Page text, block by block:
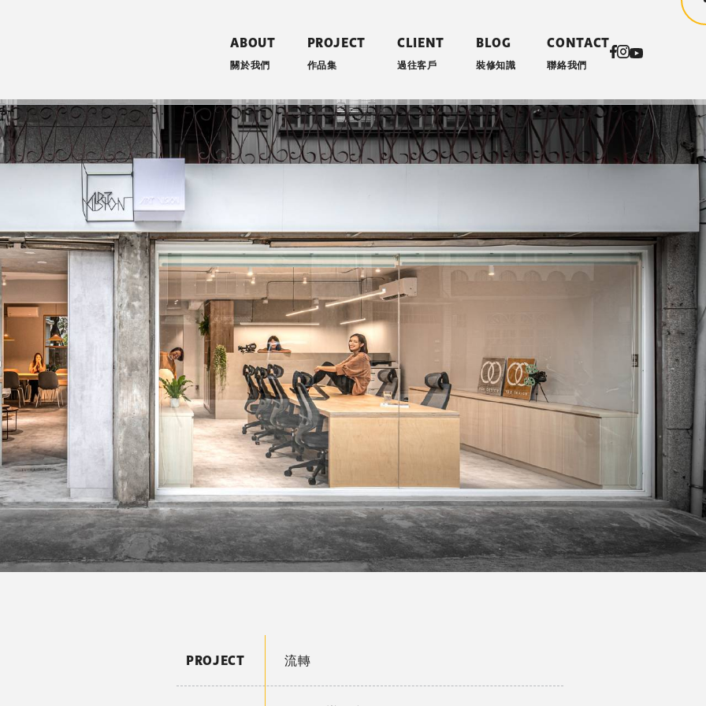
ABOUT
關於我們
PROJECT
作品集
CLIENT
過往客戶
BLOG
裝修知識
CONTACT
聯絡我們
PROJECT 流轉